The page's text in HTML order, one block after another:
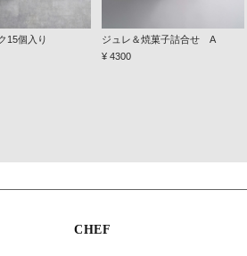
15個入り
ジュレ＆焼菓子詰合せ A
¥ 4300
CHEF